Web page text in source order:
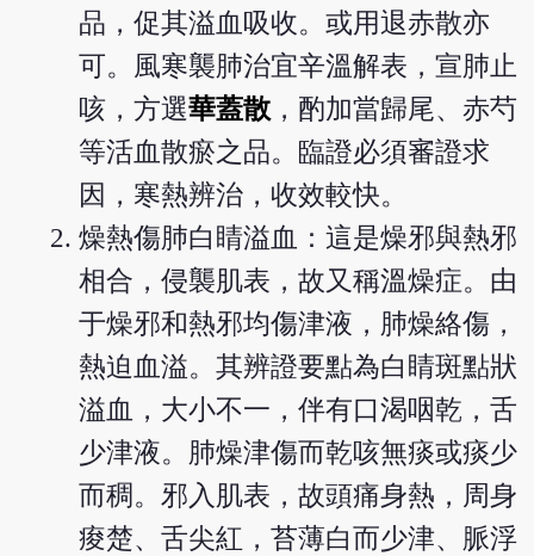
品，促其溢血吸收。或用退赤散亦
可。風寒襲肺治宜辛溫解表，宣肺止
咳，方選華蓋散 ，酌加當歸尾、赤芍
等活血散瘀之品。臨證必須審證求
因，寒熱辨治，收效較快。
燥熱傷肺白睛溢血：這是燥邪與熱邪
相合，侵襲肌表，故又稱溫燥症。由
于燥邪和熱邪均傷津液，肺燥絡傷，
熱迫血溢。其辨證要點為白睛斑點狀
溢血，大小不一，伴有口渴咽乾，舌
少津液。肺燥津傷而乾咳無痰或痰少
而稠。邪入肌表，故頭痛身熱，周身
痠楚、舌尖紅，苔薄白而少津、脈浮